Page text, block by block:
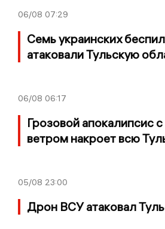
06/08 07:29
Семь украинских
атаковали Тульскую
06/08 06:17
Грозовой апокалипсис
ветром накроет всю
05/08 23:00
Дрон ВСУ атаковал